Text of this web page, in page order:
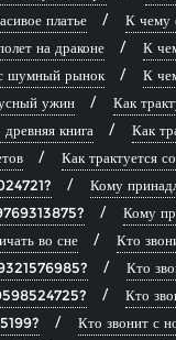
платье
К чему
на драконе
К
шумный рынок
К
ужин
Как
книга
Как
Как трактуется
Кому
Кому
во сне Кто
Кто
Кто
Кто звонит с